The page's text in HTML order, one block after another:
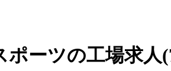
ーツの工場求人